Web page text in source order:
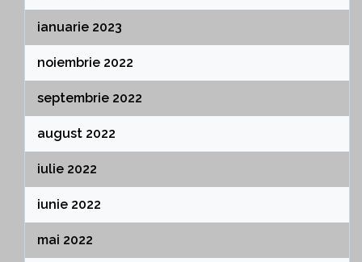
ianuarie 2023
noiembrie 2022
septembrie 2022
august 2022
iulie 2022
iunie 2022
mai 2022